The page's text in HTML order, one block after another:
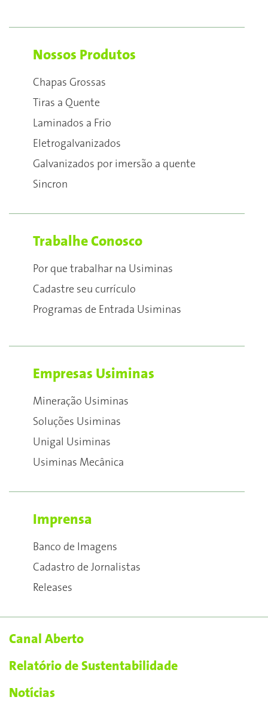
Nossos Produtos
Chapas Grossas
Tiras a Quente
Laminados a Frio
Eletrogalvanizados
Galvanizados por imersão a quente
Sincron
Trabalhe Conosco
Por que trabalhar na Usiminas
Cadastre seu currículo
Programas de Entrada Usiminas
Empresas Usiminas
Mineração Usiminas
Soluções Usiminas
Unigal Usiminas
Usiminas Mecânica
Imprensa
Banco de Imagens
Cadastro de Jornalistas
Releases
Canal Aberto
Relatório de Sustentabilidade
Notícias